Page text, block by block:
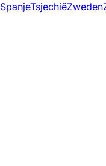
SpanjeTsjechiëZweden